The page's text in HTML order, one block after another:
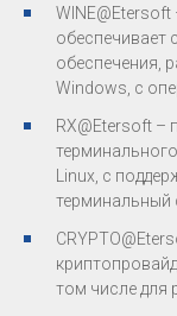
обеспечивает
обеспечения,
Windows, с
RX@Etersoft –
Linux, с
терминальный
том числе для